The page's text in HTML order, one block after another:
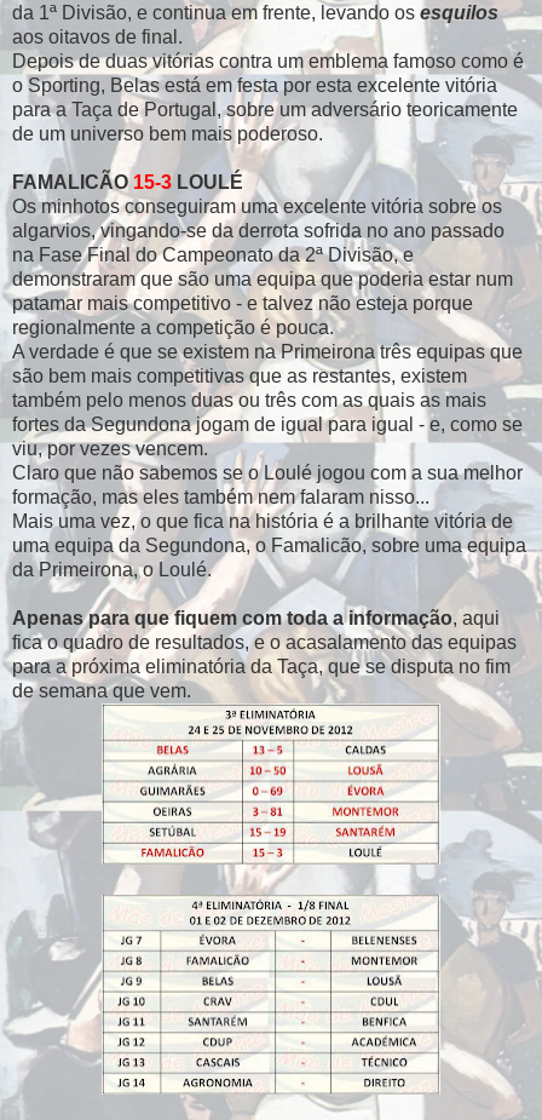
da 1ª Divisão, e continua em frente, levando os esquilos
aos oitavos de final.
Depois de duas vitórias contra um emblema famoso como é
o Sporting, Belas está em festa por esta excelente vitória
para a Taça de Portugal, sobre um adversário teoricamente
de um universo bem mais poderoso.
FAMALICÃO 15-3 LOULÉ
Os minhotos conseguiram uma excelente vitória sobre os
algarvios, vingando-se da derrota sofrida no ano passado
na Fase Final do Campeonato da 2ª Divisão, e
demonstraram que são uma equipa que poderia estar num
patamar mais competitivo - e talvez não esteja porque
regionalmente a competição é pouca.
A verdade é que se existem na Primeirona três equipas que
são bem mais competitivas que as restantes, existem
também pelo menos duas ou três com as quais as mais
fortes da Segundona jogam de igual para igual - e, como se
viu, por vezes vencem.
Claro que não sabemos se o Loulé jogou com a sua melhor
formação, mas eles também nem falaram nisso...
Mais uma vez, o que fica na história é a brilhante vitória de
uma equipa da Segundona, o Famalicão, sobre uma equipa
da Primeirona, o Loulé.
Apenas para que fiquem com toda a informação, aqui
fica o quadro de resultados, e o acasalamento das equipas
para a próxima eliminatória da Taça, que se disputa no fim
de semana que vem.